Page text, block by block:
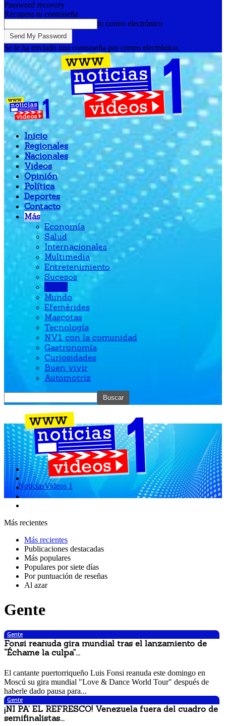
Password recovery
Recupera tu contraseña
tu correo electrónico
Se te ha enviado una contraseña por correo electrónico.
Inicio
Regionales
Nacionales
Videos
Opinión
Política
Deportes
Contacto
Más
Economía
Salud
Internacionales
Multimedia
Entretenimiento
Sucesos
Mundo
Efemérides
Mascotas
Tecnología
NV1 con la comunidad
Gastronomía
Curiosidades
Buen vivir
Automotriz
NoticiasVideos 1
Más recientes
Más recientes
Publicaciones destacadas
Más populares
Populares por siete días
Por puntuación de reseñas
Al azar
Gente
Gente
Fonsi reanuda gira mundial tras el lanzamiento de
“Échame la culpa”...
El cantante puertorriqueño Luis Fonsi reanuda este domingo en
Moscú su gira mundial "Love & Dance World Tour" después de
haberle dado pausa para...
Gente
¡NI PA’ EL REFRESCO! Venezuela fuera del cuadro de
semifinalistas...